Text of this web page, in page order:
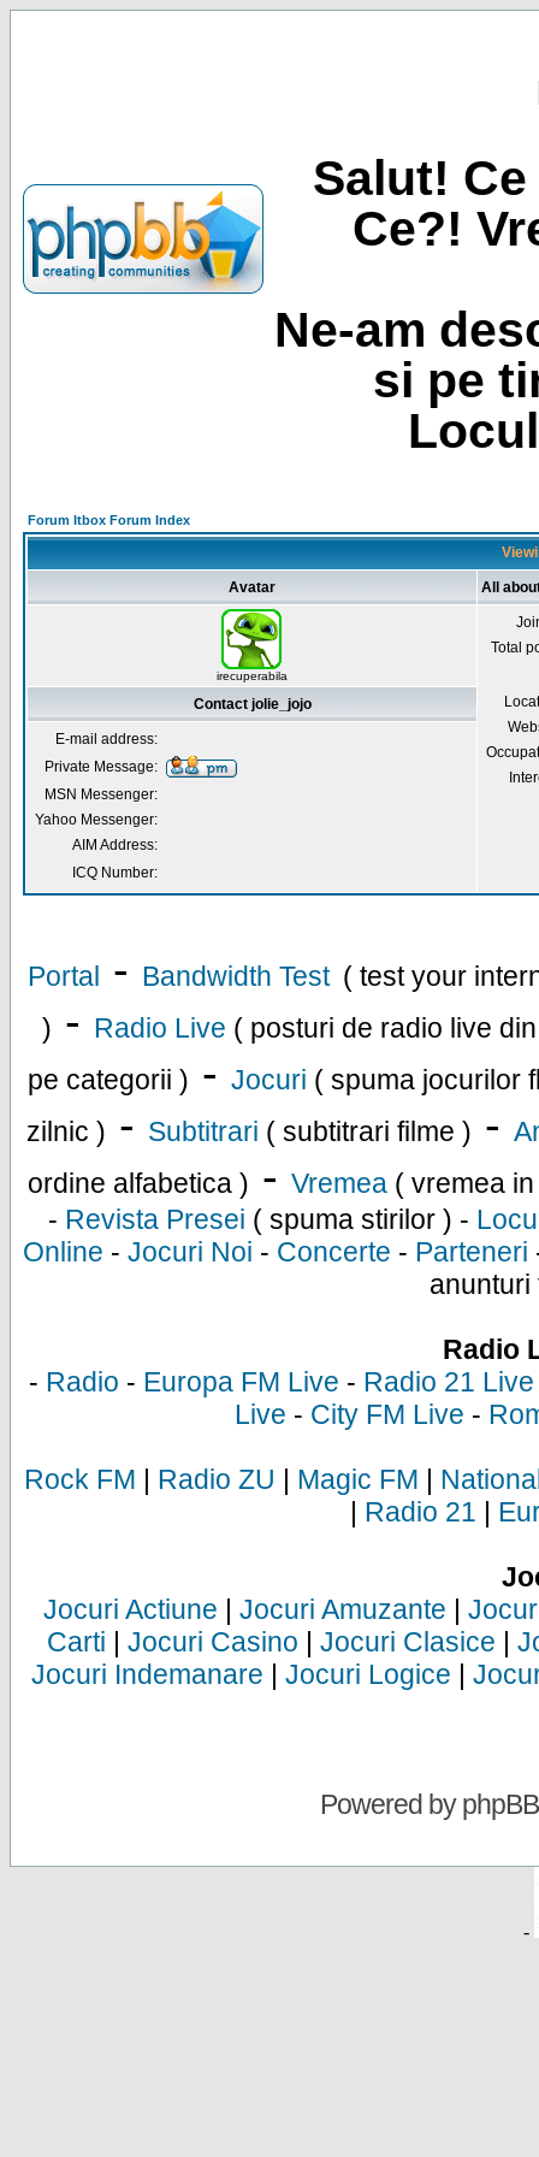
Salut!
Ce?!
Ne-am
si pe
Forum Itbox Forum Index
Avatar All
irecuperabila
Total
Contact jolie_jojo
E-mail address:
Private Message:
MSN Messenger:
Yahoo Messenger:
AIM Address:
ICQ Number:
Portal - Bandwidth Test ( test your
) - Radio Live ( posturi de radio live
pe categorii ) - Jocuri ( spuma jocurilor
zilnic ) - Subtitrari ( subtitrari filme ) -
ordine alfabetica ) - Vremea ( vremea
- Revista Presei ( spuma stirilor ) -
Online - Jocuri Noi - Concerte - Parteneri
anunturi
Radio
- Radio - Europa FM Live - Radio 21 Live
Live - City FM Live -
Rock FM | Radio ZU | Magic FM |
| Radio 21 |
Jocuri Actiune | Jocuri Amuzante |
Carti | Jocuri Casino | Jocuri Clasice |
Jocuri Indemanare | Jocuri Logice |
Powered byphpBB
-